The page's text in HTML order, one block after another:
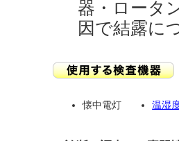
器・ロータ
因で結露に
懐中電灯 温湿